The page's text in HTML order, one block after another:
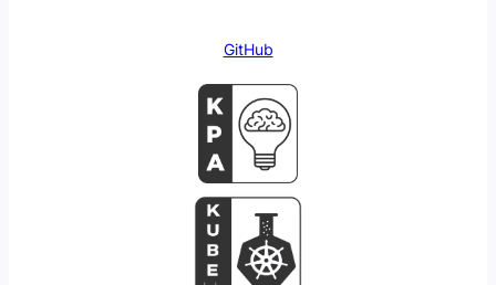
GitHub